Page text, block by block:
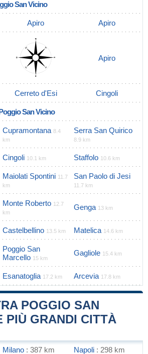
San Vicino
Apiro Apiro
Apiro
Cerreto d'Esi Cingoli
San Vicino
Cupramontana 8.4
km
Serra San Quirico
8.9 km
Cingoli 10.1 km Staffolo 10.6 km
Maiolati Spontini 11.7
km
San Paolo di Jesi
11.7 km
Monte Roberto 12.7
km
Genga 13 km
Castelbellino 13.5 km Matelica 14.6 km
Poggio San
Marcello 15 km
Gagliole 15.4 km
Esanatoglia 17.2 km Arcevia 17.8 km
POGGIO SAN
PIÙ GRANDI CITTÀ
Milano : 387 km Napoli : 298 km